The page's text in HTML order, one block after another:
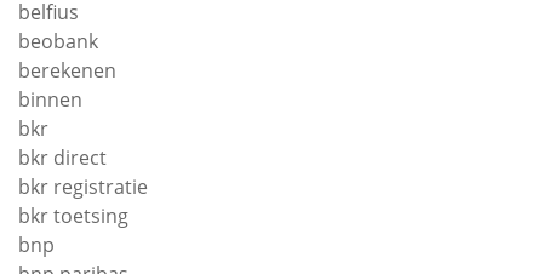
belfius
beobank
berekenen
binnen
bkr
bkr direct
bkr registratie
bkr toetsing
bnp